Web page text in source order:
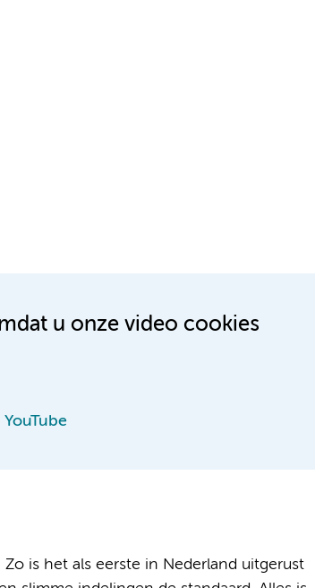
u onze video cookies
is het als eerste in Nederland uitgerust